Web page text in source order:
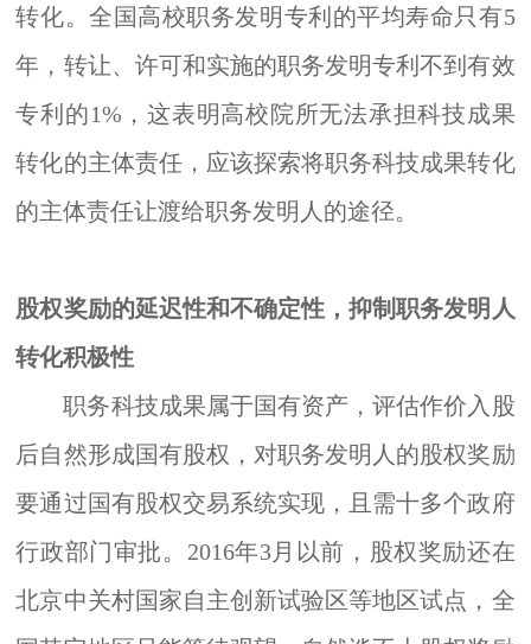
转化。全国高校职务发明专利的平均寿命只有5
年，转让、许可和实施的职务发明专利不到有效
专利的1%，这表明高校院所无法承担科技成果
转化的主体责任，应该探索将职务科技成果转化
的主体责任让渡给职务发明人的途径。
股权奖励的延迟性和不确定性，抑制职务发明人
转化积极性
职务科技成果属于国有资产，评估作价入股
后自然形成国有股权，对职务发明人的股权奖励
要通过国有股权交易系统实现，且需十多个政府
行政部门审批。 2016年3月以前，股权奖励还在
北京中关村国家自主创新试验区等地区试点，全